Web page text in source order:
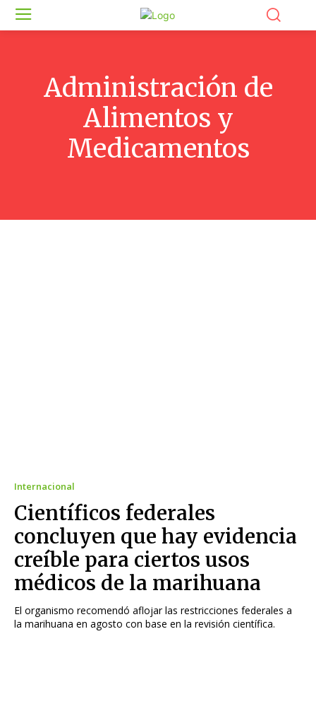
Administración de
Alimentos y
Medicamentos
Internacional
Científicos federales
concluyen que hay evidencia
creíble para ciertos usos
médicos de la marihuana
El organismo recomendó aflojar las restricciones federales a
la marihuana en agosto con base en la revisión científica.